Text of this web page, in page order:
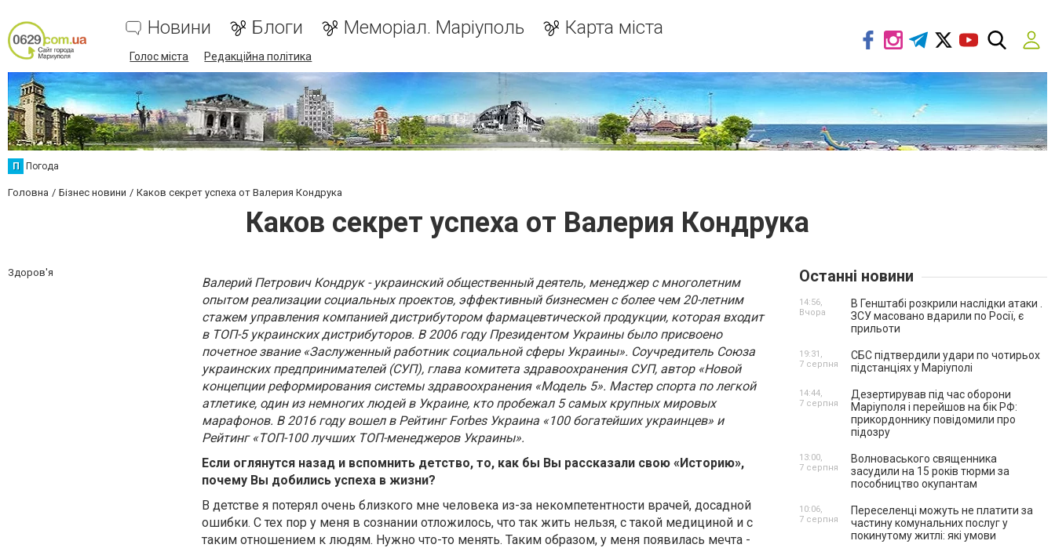
Новини Блоги Меморіал. Маріуполь Карта міста
Голос міста Редакційна політика
П Погода
Головна Бізнес новини Каков секрет успеха от Валерия Кондрука
Каков секрет успеха от Валерия Кондрука
Здоров'я
Валерий Петрович Кондрук - украинский общественный деятель, менеджер с многолетним
опытом реализации социальных проектов, эффективный бизнесмен с более чем 20-летним
стажем управления компанией дистрибутором фармацевтической продукции, которая входит
в ТОП-5 украинских дистрибуторов. В 2006 году Президентом Украины было присвоено
почетное звание «Заслуженный работник социальной сферы Украины». Соучредитель Союза
украинских предпринимателей (СУП), глава комитета здравоохранения СУП, автор «Новой
концепции реформирования системы здравоохранения «Модель 5». Мастер спорта по легкой
атлетике, один из немногих людей в Украине, кто пробежал 5 самых крупных мировых
марафонов. В 2016 году вошел в Рейтинг Forbes Украина «100 богатейших украинцев» и
Рейтинг «ТОП-100 лучших ТОП-менеджеров Украины».
Если оглянутся назад и вспомнить детство, то, как бы Вы рассказали свою «Историю»,
почему Вы добились успеха в жизни?
В детстве я потерял очень близкого мне человека из-за некомпетентности врачей, досадной
ошибки. С тех пор у меня в сознании отложилось, что так жить нельзя, с такой медициной и с
таким отношением к людям. Нужно что-то менять. Таким образом, у меня появилась мечта -
Останні новини
В Генштабі розкрили наслідки атаки .
ЗСУ масовано вдарили по Росії, є
прильоти
14:56,
Вчора
СБС підтвердили удари по чотирьох
підстанціях у Маріуполі
19:31,
7 серпня
Дезертирував під час оборони
Маріуполя і перейшов на бік РФ:
прикордоннику повідомили про
підозру
14:44,
7 серпня
Волноваського священника
засудили на 15 років тюрми за
пособництво окупантам
13:00,
7 серпня
Переселенці можуть не платити за
частину комунальних послуг у
покинутому житлі: які умови
10:06,
7 серпня